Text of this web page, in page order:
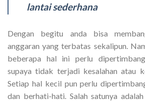
lantai sederhana
Dengan begitu anda bisa
anggaran yang terbatas sekalipun.
beberapa hal ini perlu
supaya tidak terjadi kesalahan atau
Setiap hal kecil pun perlu
dan berhati-hati. Salah satunya